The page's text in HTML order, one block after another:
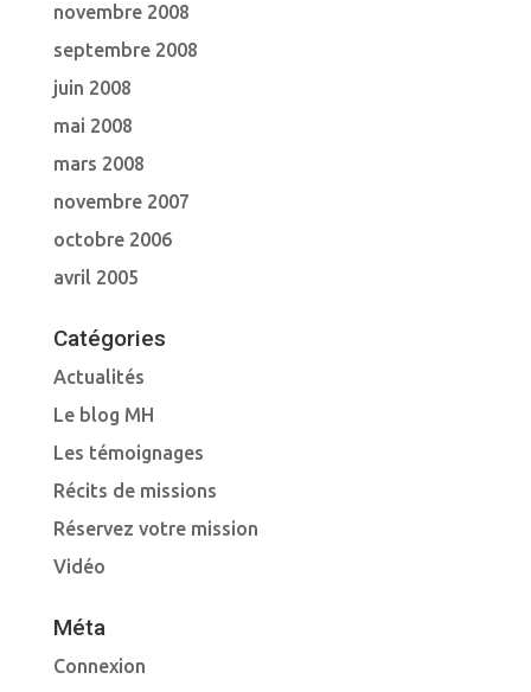
novembre 2008
septembre 2008
juin 2008
mai 2008
mars 2008
novembre 2007
octobre 2006
avril 2005
Catégories
Actualités
Le blog MH
Les témoignages
Récits de missions
Réservez votre mission
Vidéo
Méta
Connexion